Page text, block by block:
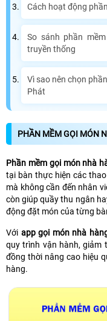
Cách hoạt động
So sánh phần
truyền thống
Vì sao nên chọn
Phát
PHẦN MỀM GỌI MÓN
Phần mềm gọi món nhà
tại bàn thực hiện các
mà không cần đến nhân
còn giúp quầy thu ngân
động đặt món của từng
Với app gọi món nhà
quy trình vận hành, giảm
đồng thời nâng cao hiệu
hàng.